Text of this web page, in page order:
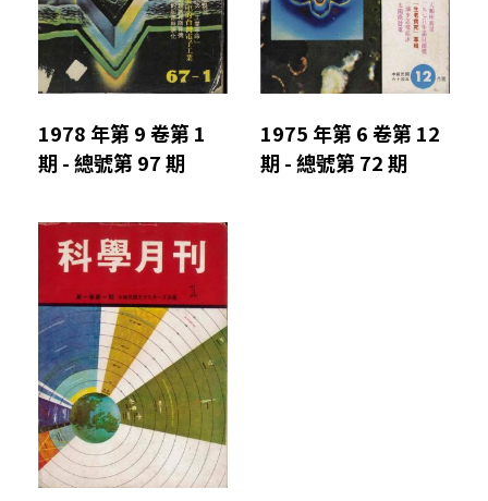
1978 年第 9 卷第 1
期 - 總號第 97 期
1975 年第 6 卷第 12
期 - 總號第 72 期